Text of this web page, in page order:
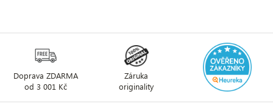
Doprava ZDARMA
od 3 001 Kč
Záruka
originality